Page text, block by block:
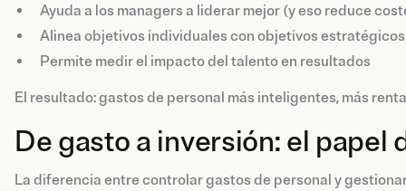
Ayuda a los managers a liderar mejor (y eso reduce
Alinea objetivos individuales con objetivos estratégicos
Permite medir el impacto del talento en resultados
El resultado: gastos de personal más inteligentes, más
De gasto a inversión: el papel
La diferencia entre controlar gastos de personal y